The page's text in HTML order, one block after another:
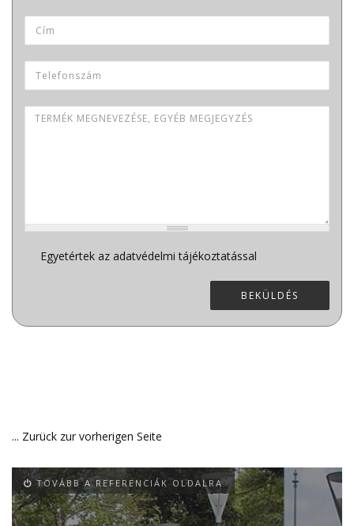
Cím
Telefonszám
Termék megnevezése, egyéb megjegyzés
Adatvédelem *
Egyetértek az adatvédelmi tájékoztatással
BEKÜLDÉS
... Zurück zur vorherigen Seite
TOVÁBB A REFERENCIÁK OLDALRA